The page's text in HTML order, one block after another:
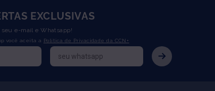
EXCLUSIVAS
e-mail e Whatsapp!
você aceita a Política de Privacidade da CCN+